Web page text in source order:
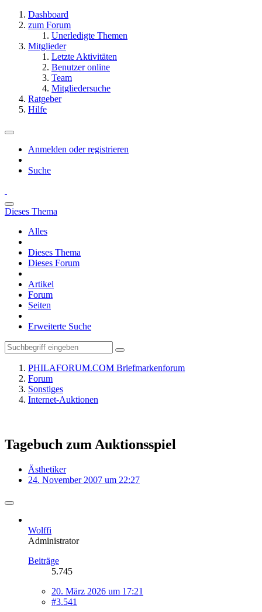
Dashboard
zum Forum
Unerledigte Themen
Mitglieder
Letzte Aktivitäten
Benutzer online
Team
Mitgliedersuche
Ratgeber
Hilfe
Anmelden oder registrieren
Suche
Dieses Thema
Alles
Dieses Thema
Dieses Forum
Artikel
Forum
Seiten
Erweiterte Suche
PHILAFORUM.COM Briefmarkenforum
Forum
Sonstiges
Internet-Auktionen
Tagebuch zum Auktionsspiel
Ästhetiker
24. November 2007 um 22:27
Wolffi
Administrator
Beiträge
5.745
20. März 2026 um 17:21
#3.541